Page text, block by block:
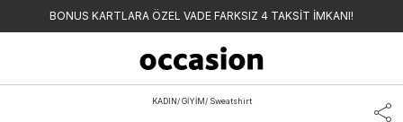
BONUS KARTLARA ÖZEL VADE FARKSIZ 4 TAKSİT İMKANI!
KADIN/ GİYİM/ Sweatshirt